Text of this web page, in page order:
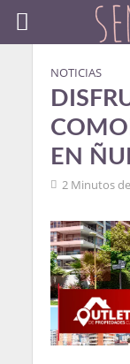
NOTICIAS
EN
2 Minutos